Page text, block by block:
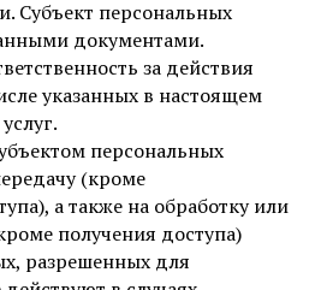
Субъект персональных
документами.
за действия
указанных в настоящем
персональных
(кроме
а также на обработку или
получения доступа)
разрешенных для